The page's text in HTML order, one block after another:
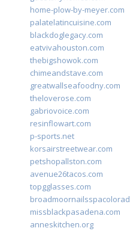
home-plow-by-meyer.com
palatelatincuisine.com
blackdoglegacy.com
eatvivahouston.com
thebigshowok.com
chimeandstave.com
greatwallseafoodny.com
theloverose.com
gabriovoice.com
resinflowart.com
p-sports.net
korsairstreetwear.com
petshopallston.com
avenue26tacos.com
topgglasses.com
missblackpasadena.com
anneskitchen.org